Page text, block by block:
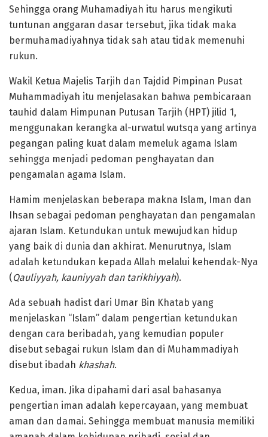
Sehingga orang Muhamadiyah itu harus mengikuti
tuntunan anggaran dasar tersebut, jika tidak maka
bermuhamadiyahnya tidak sah atau tidak memenuhi
rukun.
Wakil Ketua Majelis Tarjih dan Tajdid Pimpinan Pusat
Muhammadiyah itu menjelasakan bahwa pembicaraan
tauhid dalam Himpunan Putusan Tarjih (HPT) jilid 1,
menggunakan kerangka al-urwatul wutsqa yang artinya
pegangan paling kuat dalam memeluk agama Islam
sehingga menjadi pedoman penghayatan dan
pengamalan agama Islam.
Hamim menjelaskan beberapa makna Islam, Iman dan
Ihsan sebagai pedoman penghayatan dan pengamalan
ajaran Islam. Ketundukan untuk mewujudkan hidup
yang baik di dunia dan akhirat. Menurutnya, Islam
adalah ketundukan kepada Allah melalui kehendak-Nya
(Qauliyyah, kauniyyah dan tarikhiyyah).
Ada sebuah hadist dari Umar Bin Khatab yang
menjelaskan “Islam” dalam pengertian ketundukan
dengan cara beribadah, yang kemudian populer
disebut sebagai rukun Islam dan di Muhammadiyah
disebut ibadah khashah.
Kedua, iman. Jika dipahami dari asal bahasanya
pengertian iman adalah kepercayaan, yang membuat
aman dan damai. Sehingga membuat manusia memiliki